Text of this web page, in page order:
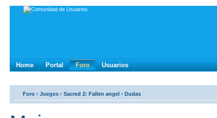
Home Portal Foro Usuarios
Foro ‹ Juegos ‹ Sacred 2: Fallen angel ‹ Dudas